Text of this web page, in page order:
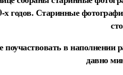
х годов. Старинные
в наполнении
давно